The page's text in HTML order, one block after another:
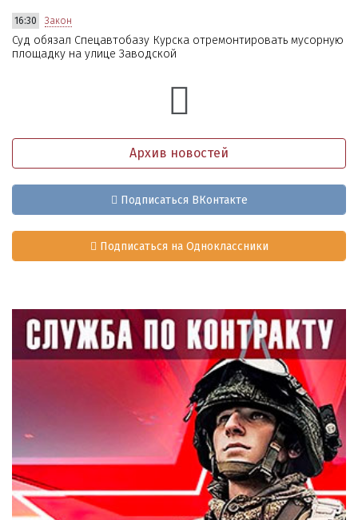
16:30 Закон
Суд обязал Спецавтобазу Курска отремонтировать мусорную
площадку на улице Заводской
Архив новостей
Подписаться ВКонтакте
Подписаться на Одноклассники